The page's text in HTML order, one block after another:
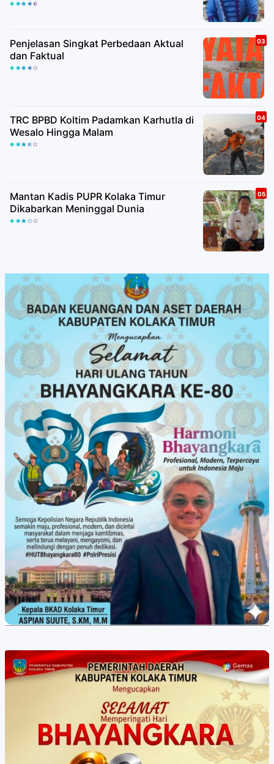
Penjelasan Singkat Perbedaan Aktual
dan Faktual
TRC BPBD Koltim Padamkan Karhutla di
Wesalo Hingga Malam
Mantan Kadis PUPR Kolaka Timur
Dikabarkan Meninggal Dunia